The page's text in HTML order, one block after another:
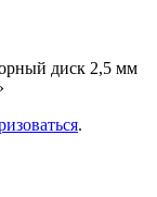
диск 2,5 мм
.